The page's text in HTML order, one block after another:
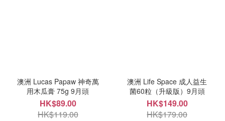
澳洲 Lucas Papaw 神奇萬
用木瓜膏 75g 9月頭
HK$89.00
HK$119.00
澳洲 Life Space 成人益生
菌60粒（升級版）9月頭
HK$149.00
HK$179.00